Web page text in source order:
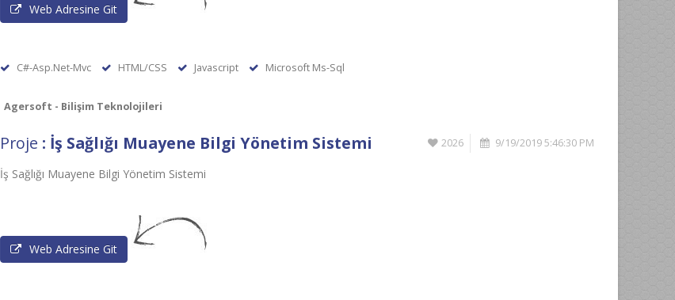
Web Adresine Git
C#-Asp.Net-Mvc HTML/CSS Javascript Microsoft Ms-Sql
Agersoft - Bilişim Teknolojileri
2026 9/19/2019 5:46:30 PM
Proje : İş Sağlığı Muayene Bilgi Yönetim Sistemi
İş Sağlığı Muayene Bilgi Yönetim Sistemi
Web Adresine Git